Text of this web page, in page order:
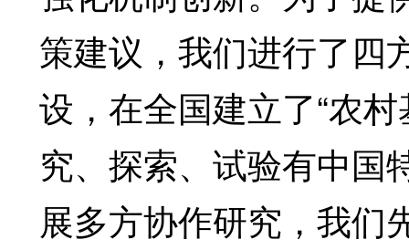
策建议，我们进行了四
设，在全国建立了“农
究、探索、试验有中国
展多方协作研究，我们